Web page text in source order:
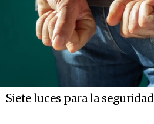
Siete luces para la seguridad